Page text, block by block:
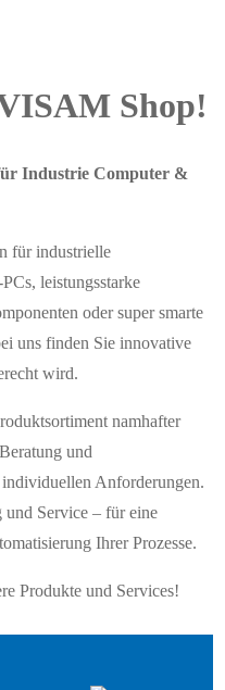
Shop!
Industrie Computer &
für industrielle
leistungsstarke
oder super smarte
uns finden Sie innovative
wird.
namhafter
und
Anforderungen.
und Service – für eine
Ihrer Prozesse.
Produkte und Services!